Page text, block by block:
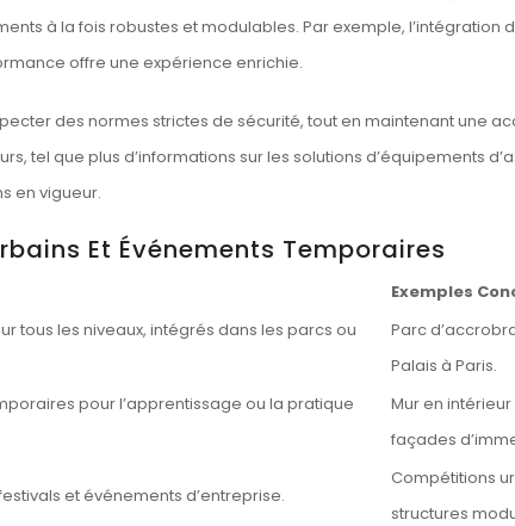
à la fois robustes et modulables. Par exemple,
offre une expérience enrichie.
des normes strictes de sécurité, tout en maintenant une
tel que plus d’informations sur les solutions d’équipements
en vigueur.
Et Événements Temporaires
Exemples
tous les niveaux, intégrés dans les parcs ou
Parc
Palais à Paris.
pour l’apprentissage ou la pratique
Mur en
façades
et événements d’entreprise.
Compétitions
structures